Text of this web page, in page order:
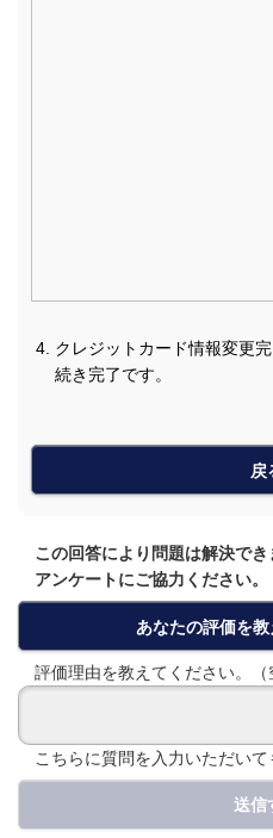
クレジットカード情報変更
続き完了です。
戻
この回答により問題は解決でき
アンケートにご協力ください。
あなたの評価を
評価理由を教えてください。（
こちらに質問を入力いただいて
送信